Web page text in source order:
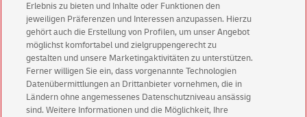
Privatkundensichern sich einen5 € Gutschein
für POSTSCAN!
Geschäftskundenerhalten einen5 € Gutschein
für Briefmarke individuell!
Zur Newsletter-Anmeldung
Erlebnis zu bieten und Inhalte oder Funktionen den
jeweiligen Präferenzen und Interessen anzupassen. Hierzu
gehört auch die Erstellung von Profilen, um unser Angebot
möglichst komfortabel und zielgruppengerecht zu
gestalten und unsere Marketingaktivitäten zu unterstützen.
Ferner willigen Sie ein, dass vorgenannte Technologien
Datenübermittlungen an Drittanbieter vornehmen, die in
Ländern ohne angemessenes Datenschutzniveau ansässig
sind. Weitere Informationen und die Möglichkeit, Ihre